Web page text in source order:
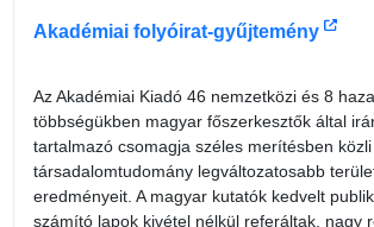
Akadémiai folyóirat-gyűjtemény
Az Akadémiai Kiadó 46 nemzetközi és 8
többségükben magyar főszerkesztők által
tartalmazó csomagja széles merítésben
társadalomtudomány legváltozatosabb
eredményeit. A magyar kutatók kedvelt
számító lapok kivétel nélkül referáltak, nagy